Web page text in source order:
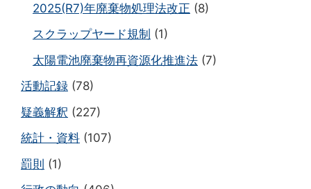
2025(R7)年廃棄物処理法改正 (8)
スクラップヤード規制 (1)
太陽電池廃棄物再資源化推進法 (7)
活動記録 (78)
疑義解釈 (227)
統計・資料 (107)
罰則 (1)